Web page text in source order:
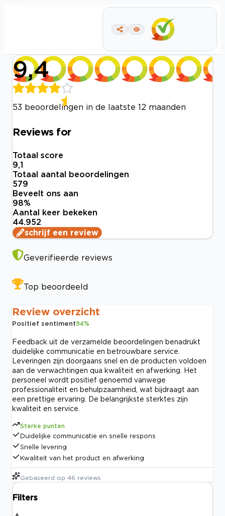
9,4
53 beoordelingen in de laatste 12 maanden
Reviews for
Totaal score
9,1
Totaal aantal beoordelingen
579
Beveelt ons aan
98%
Aantal keer bekeken
44.952
schrijf een review
Geverifieerde reviews
Top beoordeeld
Review overzicht
Positief sentiment94%
Feedback uit de verzamelde beoordelingen benadrukt
duidelijke communicatie en betrouwbare service.
Leveringen zijn doorgaans snel en de producten voldoen
aan de verwachtingen qua kwaliteit en afwerking. Het
personeel wordt positief genoemd vanwege
professionaliteit en behulpzaamheid, wat bijdraagt aan
een prettige ervaring. De belangrijkste sterktes zijn
kwaliteit en service.
Sterke punten
Duidelijke communicatie en snelle respons
Snelle levering
Kwaliteit van het product en afwerking
Gebaseerd op 46 reviews
Filters